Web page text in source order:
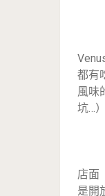
都有
風味
坑…）
店面
是開